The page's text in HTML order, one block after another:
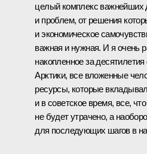
целый комплекс важнейших
и проблем, от решения
и экономическое
важная и нужная. И я очень
накопленное за
Арктики, все вложенные
ресурсы, которые
и в советское время, все,
не будет утрачено, а
для последующих шагов в